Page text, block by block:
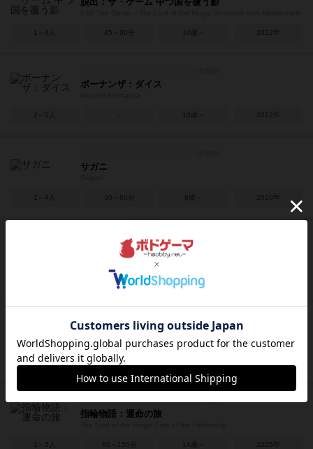
1～4人 45～90分 10歳～ 2022年
ボーナンザ：ダイス
2～5人 10歳～ 2012年
サガニ
1～4人 30～60分 8歳～ 2020年
ノコスダイス：2023年版
Nokosu Dice: 2023
45～60分 10歳～
ノコスダイス
Nokosu Dice
3～5人 30～45分
指輪物語：運命の旅
1～5人 60～150分 14歳～ 2025年